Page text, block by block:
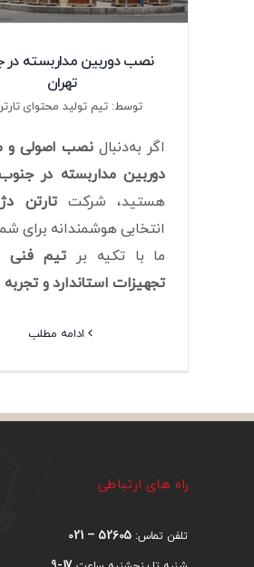
نصب دوربین مداربسته در
تهران
توسط: تیم تولید محتوای
اگر به‌دنبالنصب اصولی و
دوربین مداربسته در
هستید، شرکتتارتن دژ
انتخابی هوشمندانه برای
ما با تکیه برتیم فنی
تجهیزات استاندارد و
ادامه مطلب
راه های ارتباطی
تلفن تماس: 52605 – 021